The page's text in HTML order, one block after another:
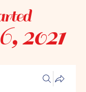
2021